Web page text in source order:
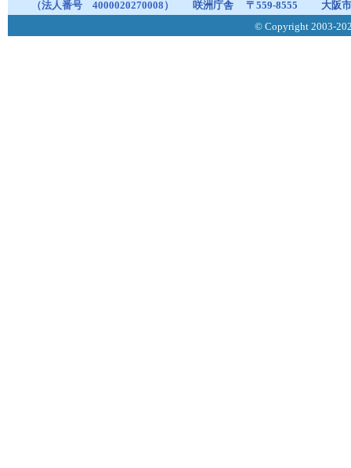
（法人番号 4000020270008）
咲洲庁舎
〒559-8555
大阪
© Copyright 2003-